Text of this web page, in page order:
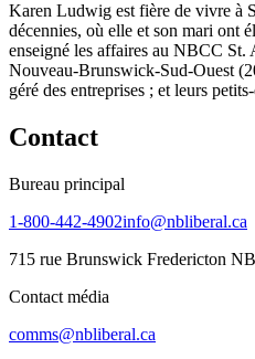
Karen Ludwig est fière de vivre à
décennies, où elle et son mari ont
enseigné les affaires au NBCC St.
Nouveau-Brunswick-Sud-Ouest
géré des entreprises ; et leurs
Contact
Bureau principal
1-800-442-4902info@nbliberal.ca
715 rue Brunswick Fredericton
Contact média
comms@nbliberal.ca